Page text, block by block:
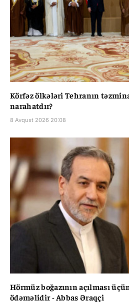
Körfəz ölkələri Tehranın
narahatdır?
8 Avqust 2026 20:08
Hörmüz boğazının açılması
ödəməlidir - Abbas Əraqçi